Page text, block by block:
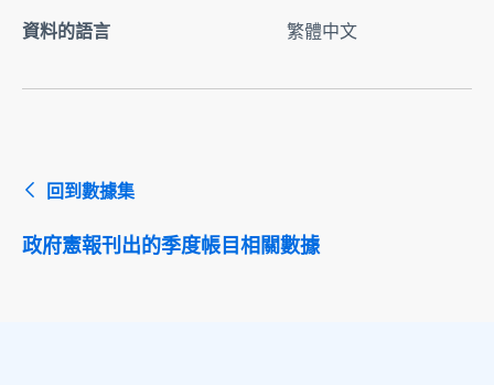
資料的語言
繁體中文
回到數據集
政府憲報刊出的季度帳目相關數據